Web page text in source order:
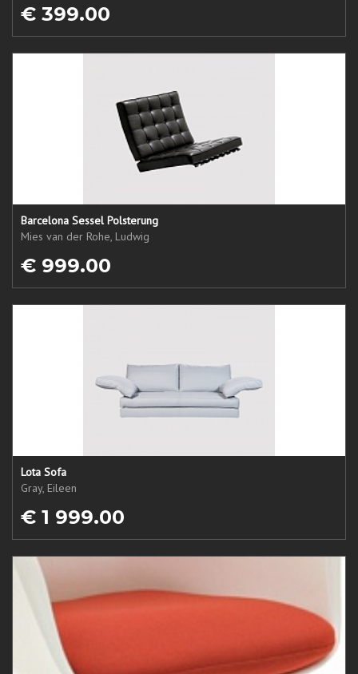
€ 399.00
Barcelona Sessel Polsterung
Mies van der Rohe, Ludwig
€ 999.00
Lota Sofa
Gray, Eileen
€ 1 999.00